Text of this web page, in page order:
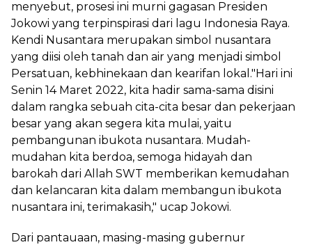
menyebut, prosesi ini murni gagasan Presiden
Jokowi yang terpinspirasi dari lagu Indonesia Raya.
Kendi Nusantara merupakan simbol nusantara
yang diisi oleh tanah dan air yang menjadi simbol
Persatuan, kebhinekaan dan kearifan lokal."Hari ini
Senin 14 Maret 2022, kita hadir sama-sama disini
dalam rangka sebuah cita-cita besar dan pekerjaan
besar yang akan segera kita mulai, yaitu
pembangunan ibukota nusantara. Mudah-
mudahan kita berdoa, semoga hidayah dan
barokah dari Allah SWT memberikan kemudahan
dan kelancaran kita dalam membangun ibukota
nusantara ini, terimakasih," ucap Jokowi.
Dari pantauaan, masing-masing gubernur